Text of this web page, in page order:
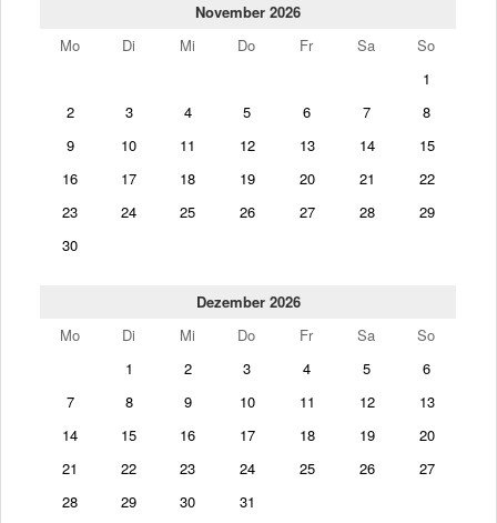
November 2026
Mo
Di Mi Do Fr Sa
So
1
2
3 4 5 6 7
8
9
10 11 12 13 14
15
16
17 18 19 20 21
22
23
24 25 26 27 28
29
30
Dezember 2026
Mo
Di Mi Do Fr Sa
So
1
2 3 4 5
6
7
8 9 10 11 12
13
14
15 16 17 18 19
20
21
22 23 24 25 26
27
28
29 30 31